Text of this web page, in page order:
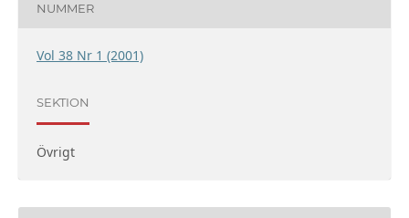
NUMMER
Vol 38 Nr 1 (2001)
SEKTION
Övrigt